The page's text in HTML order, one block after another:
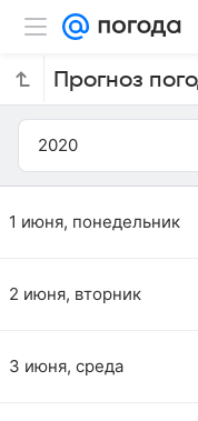
2020
1 июня, понедельник
2 июня, вторник
3 июня, среда